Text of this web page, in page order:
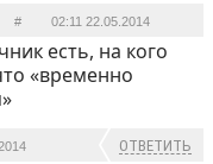
# 02:11 22.05.2014
ОТВЕТИТЬ
есть, на кого
«временно
ОТВЕТИТЬ